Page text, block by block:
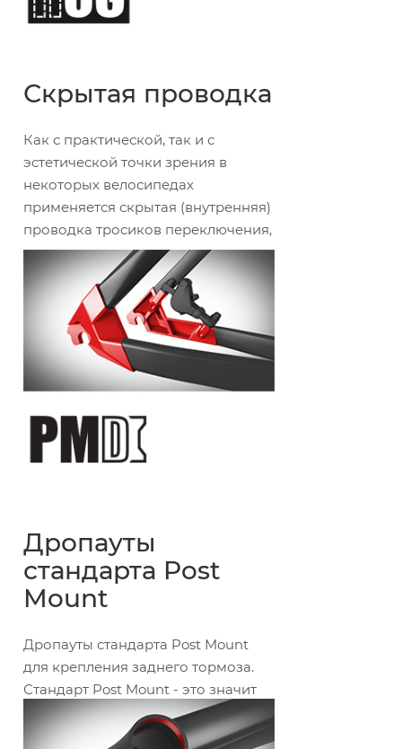
Скрытая проводка
Как с практической, так и с
эстетической точки зрения в
некоторых велосипедах
применяется скрытая (внутренняя)
проводка тросиков переключения,
которая предполагает
размещение их внутри труб.
Дропауты
стандарта Post
Mount
Дропауты стандарта Post Mount
для крепления заднего тормоза.
Стандарт Post Mount - это значит
простота установки, настройки
тормоза и экономия в весе.